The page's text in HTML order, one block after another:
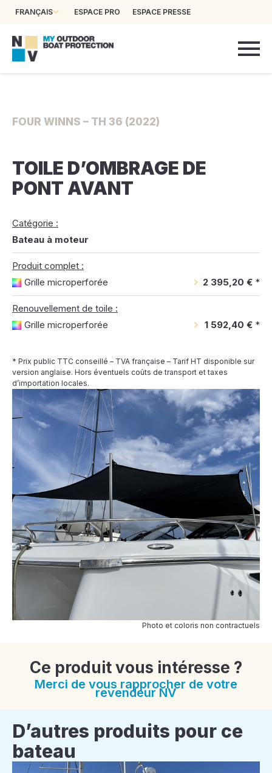
FRANÇAIS ESPACE PRO ESPACE PRESSE
FOUR WINNS – TH 36 (2022)
TOILE D’OMBRAGE DE
PONT AVANT
Catégorie :
Bateau à moteur
Produit complet :
Grille microperforée
2 395,20 € *
Renouvellement de toile :
Grille microperforée
1 592,40 € *
* Prix public TTC conseillé – TVA française – Tarif HT disponible sur
version anglaise. Hors éventuels coûts de transport et taxes
d’importation locales.
Photo et coloris non contractuels
Ce produit vous intéresse ?
Merci de vous rapprocher de votre
revendeur NV
D’autres produits pour ce
bateau